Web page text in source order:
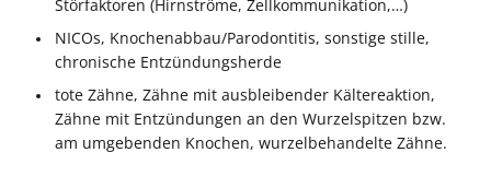
Störfaktoren (Hirnströme, Zellkommunikation,…)
NICOs, Knochenabbau/Parodontitis, sonstige stille,
chronische Entzündungsherde
tote Zähne, Zähne mit ausbleibender Kältereaktion,
Zähne mit Entzündungen an den Wurzelspitzen bzw.
am umgebenden Knochen, wurzelbehandelte Zähne.